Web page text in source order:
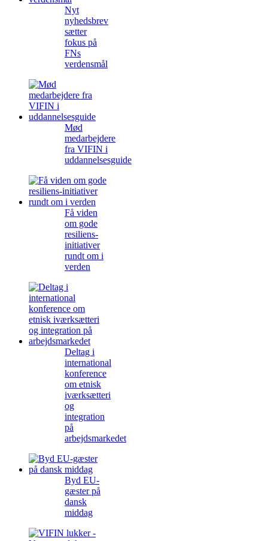
Nyt
nyhedsbrev
sætter
fokus på
FNs
verdensmål
Mød
medarbejdere
fra VIFIN i
uddannelsesguide
Få viden
om gode
resiliens-
initiativer
rundt om i
verden
Deltag i
international
konference
om etnisk
iværksætteri
og
integration
på
arbejdsmarkedet
Byd EU-
gæster på
dansk
middag